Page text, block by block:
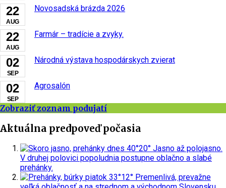
22
AUG
Novosadská brázda 2026
22
AUG
Farmár – tradície a zvyky.
02
SEP
Národná výstava hospodárskych zvierat
02
SEP
Agrosalón
Zobraziť zoznam podujatí
Aktuálna predpoveď počasia
dnes 40°20° Jasno až polojasno.
V druhej polovici popoludnia postupne oblačno a slabé
prehánky.
piatok 33°12° Premenlivá, prevažne